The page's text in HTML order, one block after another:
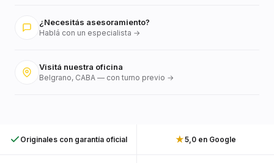
¿Necesitás asesoramiento?
Hablá con un especialista →
Visitá nuestra oficina
Belgrano, CABA — con turno previo →
Originales con garantía oficial ★5,0 en Google